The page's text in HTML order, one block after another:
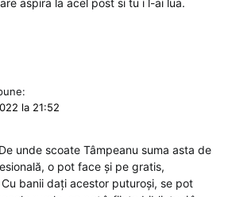
aspira la acel post si tu i l-ai lua.
la 21:52
unde scoate Tâmpeanu suma asta de
o pot face și pe gratis,
Cu banii dați acestor puturoși, se pot